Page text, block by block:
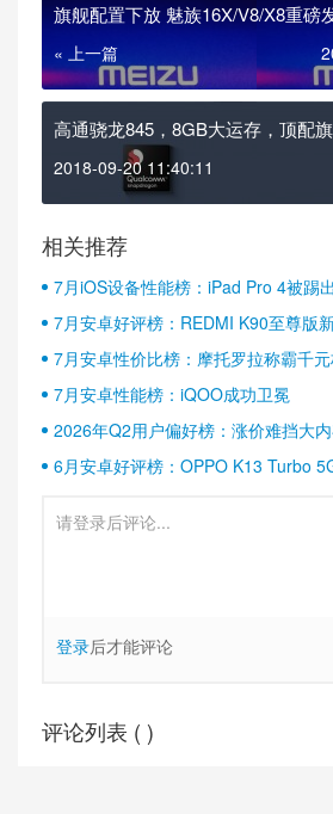
旗舰配置下放 魅族16X/V8/X8重磅
« 上一篇
高通骁龙845，8GB大运存，顶配
2018-09-20 11:40:11
相关推荐
7月iOS设备性能榜：iPad Pro 4被踢
7月安卓好评榜：REDMI K90至尊版
半壁江山
7月安卓性价比榜：摩托罗拉称霸千
7月安卓性能榜：iQOO成功卫冕
2026年Q2用户偏好榜：涨价难挡大
6月安卓好评榜：OPPO K13 Turbo
登录后才能评论
评论列表 ( )